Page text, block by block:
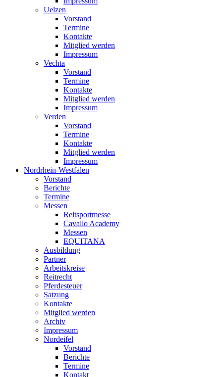
Uelzen
Vorstand
Termine
Kontakte
Mitglied werden
Impressum
Vechta
Vorstand
Termine
Kontakte
Mitglied werden
Impressum
Verden
Vorstand
Termine
Kontakte
Mitglied werden
Impressum
Nordrhein-Westfalen
Vorstand
Berichte
Termine
Messen
Reitsportmesse
Cavallo Academy
Messen
EQUITANA
Ausbildung
Partner
Arbeitskreise
Reitrecht
Pferdesteuer
Satzung
Kontakte
Mitglied werden
Archiv
Impressum
Nordeifel
Vorstand
Berichte
Termine
Kontakt